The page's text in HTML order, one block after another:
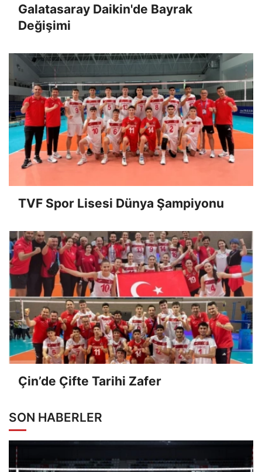
Galatasaray Daikin'de Bayrak
Değişimi
TVF Spor Lisesi Dünya Şampiyonu
Çin’de Çifte Tarihi Zafer
SON HABERLER